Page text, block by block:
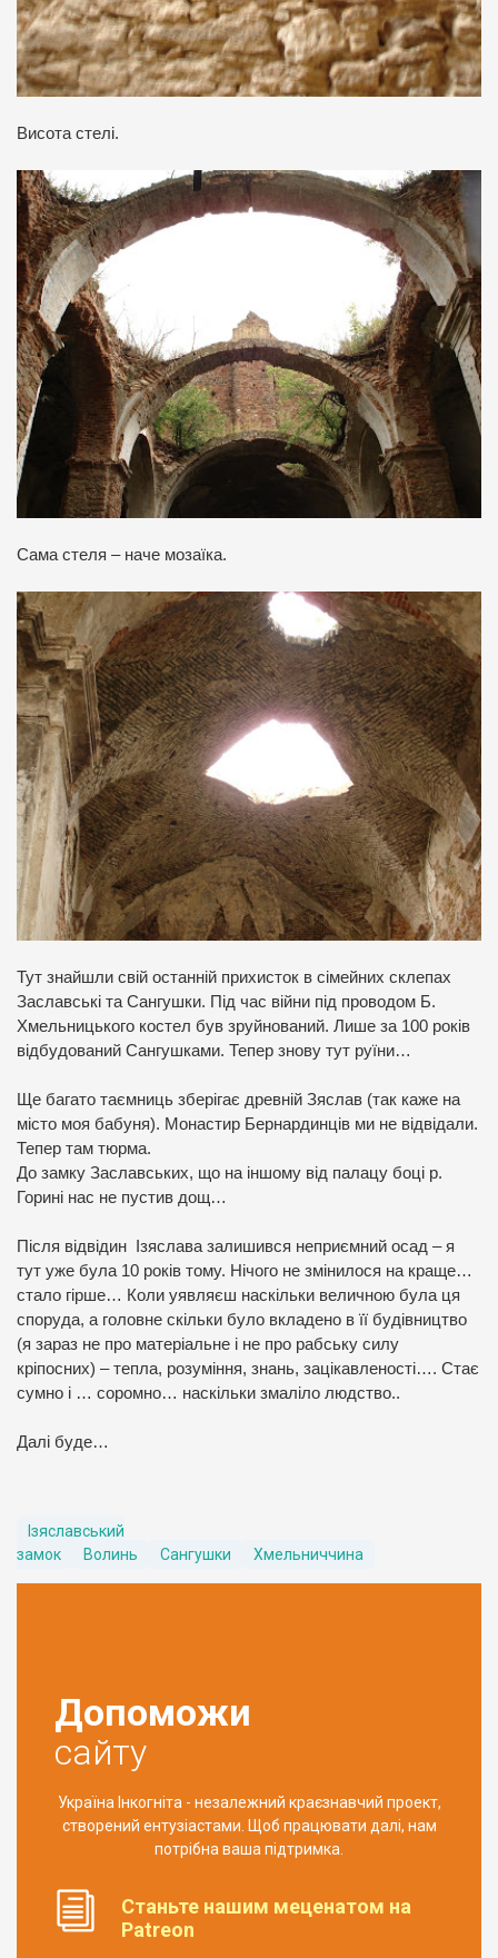
Висота стелі.
Сама стеля – наче мозаїка.
Тут знайшли свій останній прихисток в сімейних склепах
Заславські та Сангушки. Під час війни під проводом Б.
Хмельницького костел був зруйнований. Лише за 100 років
відбудований Сангушками. Тепер знову тут руїни…
Ще багато таємниць зберігає древній Зяслав (так каже на
місто моя бабуня). Монастир Бернардинців ми не відвідали.
Тепер там тюрма.
До замку Заславських, що на іншому від палацу боці р.
Горині нас не пустив дощ…
Після відвідин Ізяслава залишився неприємний осад – я
тут уже була 10 років тому. Нічого не змінилося на краще…
стало гірше… Коли уявляєш наскільки величною була ця
споруда, а головне скільки було вкладено в її будівництво
(я зараз не про матеріальне і не про рабську силу
кріпосних) – тепла, розуміння, знань, зацікавленості…. Стає
сумно і … соромно… наскільки змаліло людство..
Далі буде…
Ізяславський
замок
Волинь Сангушки Хмельниччина
Допоможи
сайту
Україна Інкогніта - незалежний краєзнавчий проект,
створений ентузіастами. Щоб працювати далі, нам
потрібна ваша підтримка.
Станьте нашим меценатом на
Patreon